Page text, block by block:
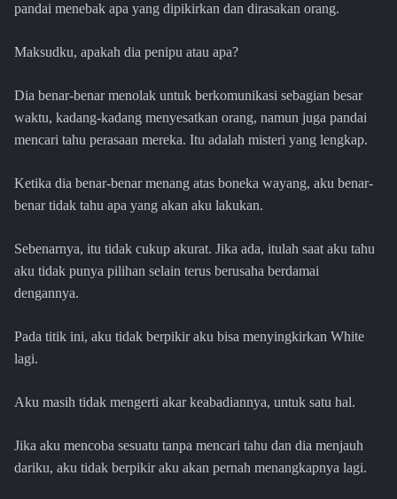
pandai menebak apa yang dipikirkan dan dirasakan orang.
Maksudku, apakah dia penipu atau apa?
Dia benar-benar menolak untuk berkomunikasi sebagian besar
waktu, kadang-kadang menyesatkan orang, namun juga pandai
mencari tahu perasaan mereka. Itu adalah misteri yang lengkap.
Ketika dia benar-benar menang atas boneka wayang, aku benar-
benar tidak tahu apa yang akan aku lakukan.
Sebenarnya, itu tidak cukup akurat. Jika ada, itulah saat aku tahu
aku tidak punya pilihan selain terus berusaha berdamai
dengannya.
Pada titik ini, aku tidak berpikir aku bisa menyingkirkan White
lagi.
Aku masih tidak mengerti akar keabadiannya, untuk satu hal.
Jika aku mencoba sesuatu tanpa mencari tahu dan dia menjauh
dariku, aku tidak berpikir aku akan pernah menangkapnya lagi.